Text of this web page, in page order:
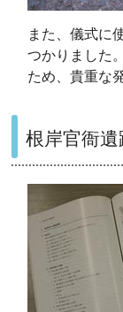
また、儀式に
つかりました
ため、貴重な
根岸官衙